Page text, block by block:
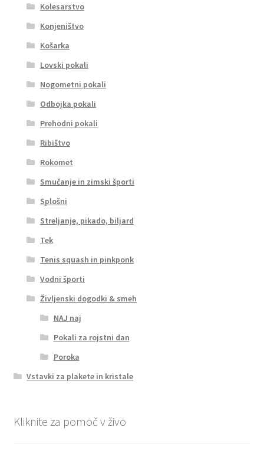
Kolesarstvo
Konjeništvo
Košarka
Lovski pokali
Nogometni pokali
Odbojka pokali
Prehodni pokali
Ribištvo
Rokomet
Smučanje in zimski športi
Splošni
Streljanje, pikado, biljard
Tek
Tenis squash in pinkponk
Vodni športi
Življenski dogodki & smeh
NAJ naj
Pokali za rojstni dan
Poroka
Vstavki za plakete in kristale
Kliknite za pomoč v živo